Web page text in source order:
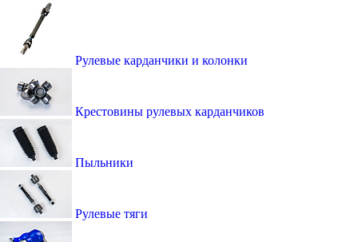
Рулевые карданчики и колонки
Крестовины рулевых карданчиков
Пыльники
Рулевые тяги